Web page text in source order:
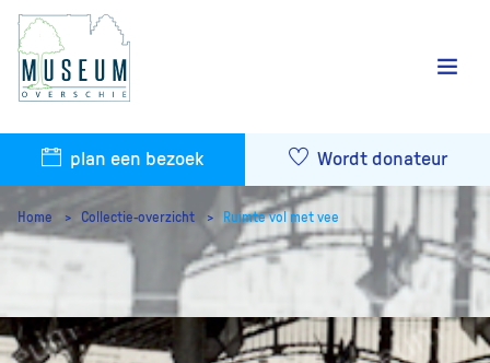
plan een bezoek Wordt donateur
Home Collectie-overzicht Ruimte vol met vee